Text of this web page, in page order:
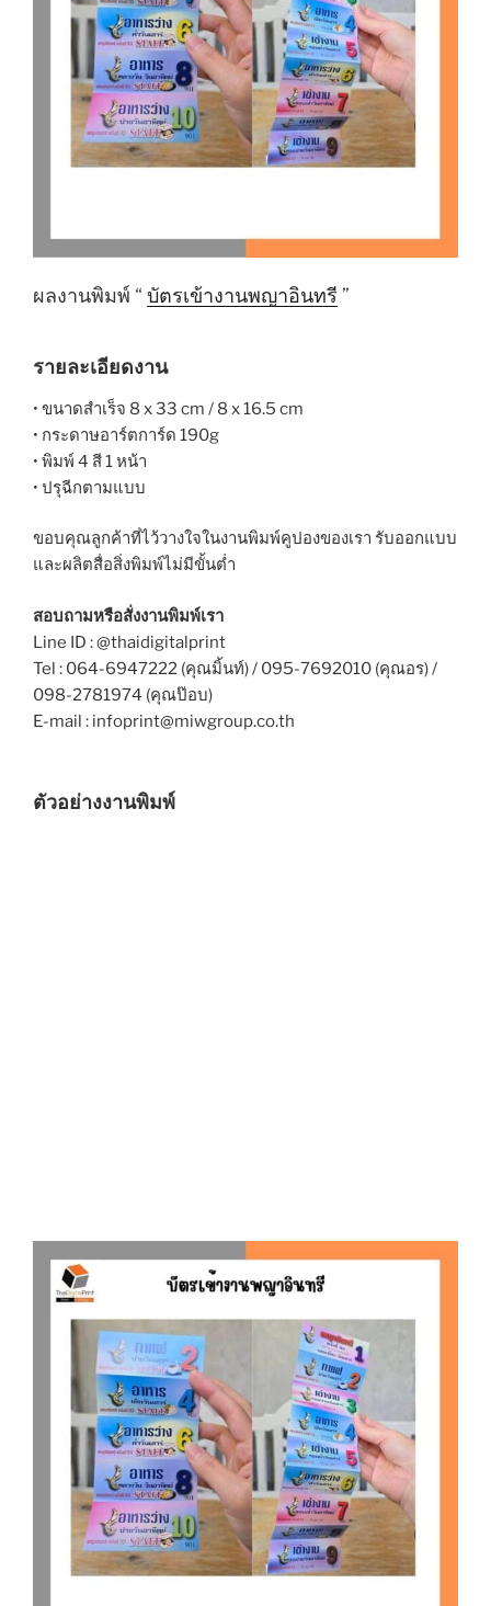
ผลงานพิมพ์ “ บัตรเข้างานพญาอินทรี ”
รายละเอียดงาน
• ขนาดสำเร็จ 8 x 33 cm / 8 x 16.5 cm
• กระดาษอาร์ตการ์ด 190g
• พิมพ์ 4 สี 1 หน้า
• ปรุฉีกตามแบบ
ขอบคุณลูกค้าที่ไว้วางใจในงานพิมพ์คูปองของเรา รับออกแบบ
และผลิตสื่อสิ่งพิมพ์ไม่มีขั้นต่ำ
สอบถามหรือสั่งงานพิมพ์เรา
Line ID : @thaidigitalprint
Tel : 064-6947222 (คุณมิ้นท์) / 095-7692010 (คุณอร) /
098-2781974 (คุณป๊อบ)
E-mail : infoprint@miwgroup.co.th
ตัวอย่างงานพิมพ์